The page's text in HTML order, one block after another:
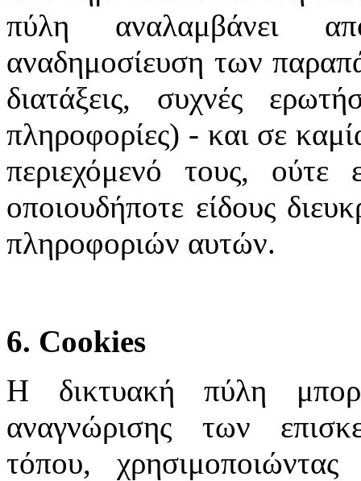
πύλη αναλαμβάνει
αναδημοσίευση των
διατάξεις, συχνές
πληροφορίες) - και σε
περιεχόμενό τους, ούτε
οποιουδήποτε είδους
πληροφοριών αυτών.
6. Cookies
Η δικτυακή πύλη
αναγνώρισης των
τόπου, χρησιμοποιώντας